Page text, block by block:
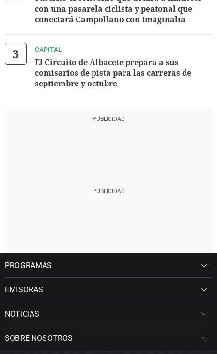
con una pasarela ciclista y peatonal que
conectará Campollano con Imaginalia
CAPITAL
El Circuito de Albacete prepara a sus
comisarios de pista para las carreras de
septiembre y octubre
PROGRAMAS
EMISORAS
NOTICIAS
SOBRE NOSOTROS